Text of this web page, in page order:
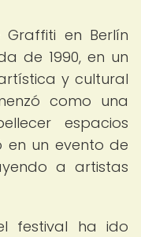
Graffiti en Berlín
de 1990, en un
y cultural
como una
espacios
en un evento de
a artistas
festival ha ido